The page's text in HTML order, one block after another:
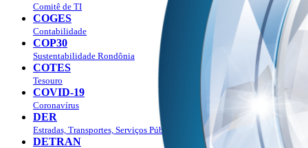
Comitê de TI
COGES
Contabilidade
COP30
Sustentabilidade Rondônia
COTES
Tesouro
COVID-19
Coronavírus
DER
Estradas, Transportes, Serviços Públicos
DETRAN